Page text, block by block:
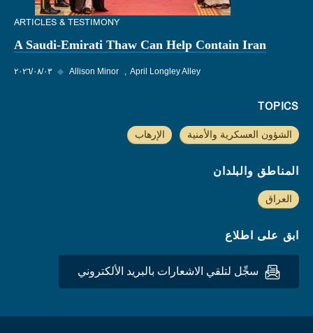
ARTICLES & TESTIMONY
A Saudi-Emirati Thaw Can Help Contain Iran
٠٣‏/٠٨‏/٢٠٢٦ ◆ Allison Minor April Longley Alley
TOPICS
الشؤون العسكرية والأمنية الإرهاب
المناطق والبلدان
العراق
ابق على اطلاع
سجِّل لتلقي الاشعارات بالبريد الألكتروني